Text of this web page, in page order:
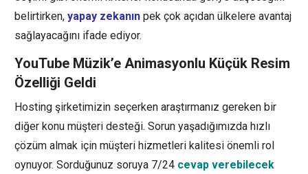
belirtirken, yapay zekanın pek çok açıdan ülkelere avantaj
sağlayacağını ifade ediyor.
YouTube Müzik’e Animasyonlu Küçük Resim
Özelliği Geldi
Hosting şirketimizin seçerken araştırmanız gereken bir
diğer konu müşteri desteği. Sorun yaşadığımızda hızlı
çözüm almak için müşteri hizmetleri kalitesi önemli rol
oynuyor. Sorduğunuz soruya 7/24 cevap verebilecek